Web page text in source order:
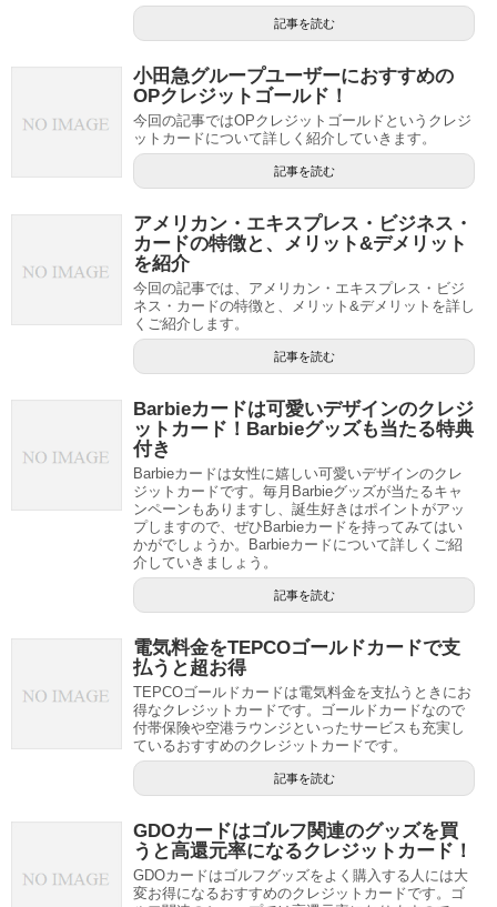
記事を読む
小田急グループユーザーにおすすめの
OPクレジットゴールド！
今回の記事ではOPクレジットゴールドというクレジ
ットカードについて詳しく紹介していきます。
記事を読む
アメリカン・エキスプレス・ビジネス・
カードの特徴と、メリット&デメリット
を紹介
今回の記事では、アメリカン・エキスプレス・ビジ
ネス・カードの特徴と、メリット&デメリットを詳し
くご紹介します。
記事を読む
Barbieカードは可愛いデザインのクレジ
ットカード！Barbieグッズも当たる特典
付き
Barbieカードは女性に嬉しい可愛いデザインのクレ
ジットカードです。毎月Barbieグッズが当たるキャ
ンペーンもありますし、誕生好きはポイントがアッ
プしますので、ぜひBarbieカードを持ってみてはい
かがでしょうか。Barbieカードについて詳しくご紹
介していきましょう。
記事を読む
電気料金をTEPCOゴールドカードで支
払うと超お得
TEPCOゴールドカードは電気料金を支払うときにお
得なクレジットカードです。ゴールドカードなので
付帯保険や空港ラウンジといったサービスも充実し
ているおすすめのクレジットカードです。
記事を読む
GDOカードはゴルフ関連のグッズを買
うと高還元率になるクレジットカード！
GDOカードはゴルフグッズをよく購入する人には大
変お得になるおすすめのクレジットカードです。ゴ